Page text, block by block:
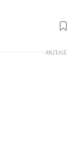
/ Shutterstock.com
ANZEIGE